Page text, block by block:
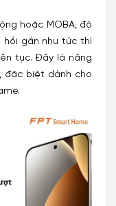
hoặc MOBA, độ
gần như tức thì
tục. Đây là nâng
đặc biệt dành cho